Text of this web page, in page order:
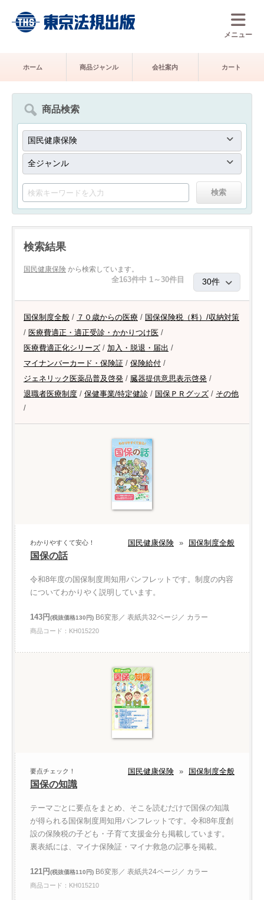
メニュー
ホーム 商品ジャンル 会社案内 カート
商品検索
検索結果
国民健康保険 から検索しています。
全163件中 1～30件目
国保制度全般 / ７０歳からの医療 / 国保保険税（料）/収納対策
/ 医療費適正・適正受診・かかりつけ医 /
医療費適正化シリーズ / 加入・脱退・届出 /
マイナンバーカード・保険証 / 保険給付 /
ジェネリック医薬品普及啓発 / 臓器提供意思表示啓発 /
退職者医療制度 / 保健事業/特定健診 / 国保ＰＲグッズ / その他
/
国民健康保険 » 国保制度全般
わかりやすくて安心！
国保の話
令和8年度の国保制度周知用パンフレットです。制度の内容
についてわかりやく説明しています。
143円(税抜価格130円) B6変形／ 表紙共32ページ／ カラー
商品コード：KH015220
国民健康保険 » 国保制度全般
要点チェック！
国保の知識
テーマごとに要点をまとめ、そこを読むだけで国保の知識
が得られる国保制度周知用パンフレットです。令和8年度創
設の保険税の子ども・子育て支援金分も掲載しています。
裏表紙には、マイナ保険証・マイナ救急の記事を掲載。
121円(税抜価格110円) B6変形／ 表紙共24ページ／ カラー
商品コード：KH015210